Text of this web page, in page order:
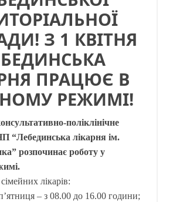
З 1 КВІТНЯ
ПРАЦЮЄ В
РЕЖИМІ!
поліклінічне
“Лебединська лікарня ім.
розпочинає роботу у
лікарів:
– з 08.00 до 16.00 години;